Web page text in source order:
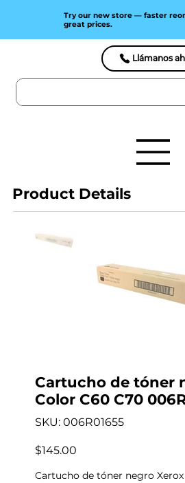
Llámanos
Try our new store — faster
great prices.
Product Details
Cartucho de tóner
Color C60 C70
SKU: SKU
006R01655
006R01655
Precio
$145.00
Cartucho de tóner negro